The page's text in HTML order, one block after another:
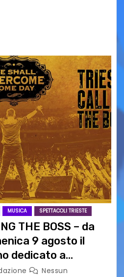
MUSICA SPETTACOLI TRIESTE
THE BOSS – da
9 agosto il
dedicato a
Nessun